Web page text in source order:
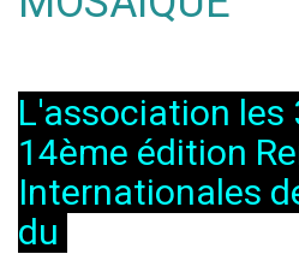
L'association les
14ème édition
Internationales
du